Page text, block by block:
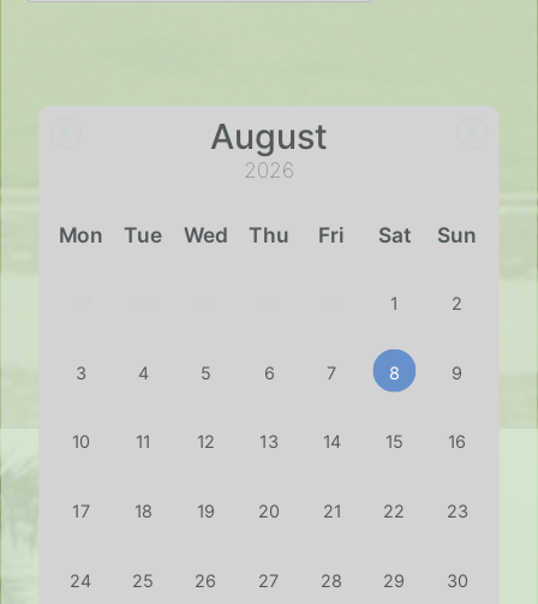
August
2026
Mon Tue Wed Thu Fri Sat Sun
1 2
3 4 5 6 7 8 9
10 11 12 13 14 15 16
17 18 19 20 21 22 23
24 25 26 27 28 29 30